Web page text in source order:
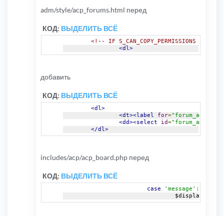
  PRIMARY KEY
(`id`
) TYPE=MyISAM ;
adm/style/acp_forums.html перед
КОД: ВЫДЕЛИТЬ ВСЁ
<!-- IF S_CAN_COPY_PERMISSIONS -->
<dl>
добавить
КОД: ВЫДЕЛИТЬ ВСЁ
<dl>
<dt><label
for=
<dd><select
id=
</dl>
includes/acp/acp_board.php перед
КОД: ВЫДЕЛИТЬ ВСЁ
case 'message' :
				$display_vars